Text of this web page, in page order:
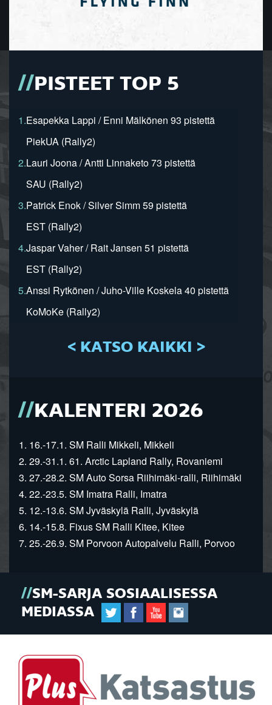
PISTEET TOP 5
1.Esapekka Lappi / Enni Mälkönen 93 pistettä
PiekUA (Rally2)
2.Lauri Joona / Antti Linnaketo 73 pistettä
SAU (Rally2)
3.Patrick Enok / Silver Simm 59 pistettä
EST (Rally2)
4.Jaspar Vaher / Rait Jansen 51 pistettä
EST (Rally2)
5.Anssi Rytkönen / Juho-Ville Koskela 40 pistettä
KoMoKe (Rally2)
< KATSO KAIKKI >
KALENTERI 2026
1. 16.-17.1. SM Ralli Mikkeli, Mikkeli
2. 29.-31.1. 61. Arctic Lapland Rally, Rovaniemi
3. 27.-28.2. SM Auto Sorsa Riihimäki-ralli, Riihimäki
4. 22.-23.5. SM Imatra Ralli, Imatra
5. 12.-13.6. SM Jyväskylä Ralli, Jyväskylä
6. 14.-15.8. Fixus SM Ralli Kitee, Kitee
7. 25.-26.9. SM Porvoon Autopalvelu Ralli, Porvoo
SM-SARJA SOSIAALISESSA
MEDIASSA